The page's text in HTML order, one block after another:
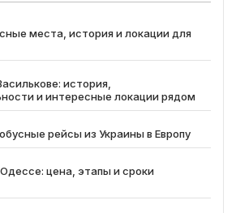
места, история и локации для
история,
и интересные локации рядом
рейсы из Украины в Европу
цена, этапы и сроки